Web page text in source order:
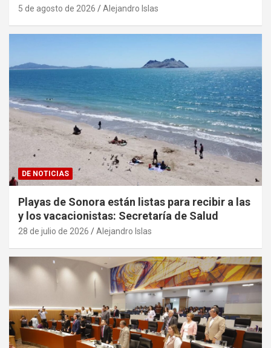
5 de agosto de 2026 Alejandro Islas
DE NOTICIAS
Playas de Sonora están listas para recibir a las
y los vacacionistas: Secretaría de Salud
28 de julio de 2026 Alejandro Islas